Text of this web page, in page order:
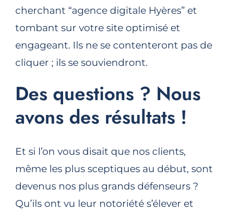
cherchant “agence digitale Hyères” et
tombant sur votre site optimisé et
engageant. Ils ne se contenteront pas de
cliquer ; ils se souviendront.
Des questions ? Nous
avons des résultats !
Et si l’on vous disait que nos clients,
même les plus sceptiques au début, sont
devenus nos plus grands défenseurs ?
Qu’ils ont vu leur notoriété s’élever et